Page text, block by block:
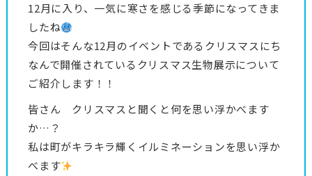
12月に入り、一気に寒さを感じる季節になってきま
したね
今回はそんな12月のイベントであるクリスマスにち
なんで開催されているクリスマス生物展示について
ご紹介します！！
皆さん クリスマスと聞くと何を思い浮かべます
か…？
私は町がキラキラ輝くイルミネーションを思い浮か
べます